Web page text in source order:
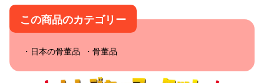
この商品のカテゴリー
日本の骨董品 骨董品